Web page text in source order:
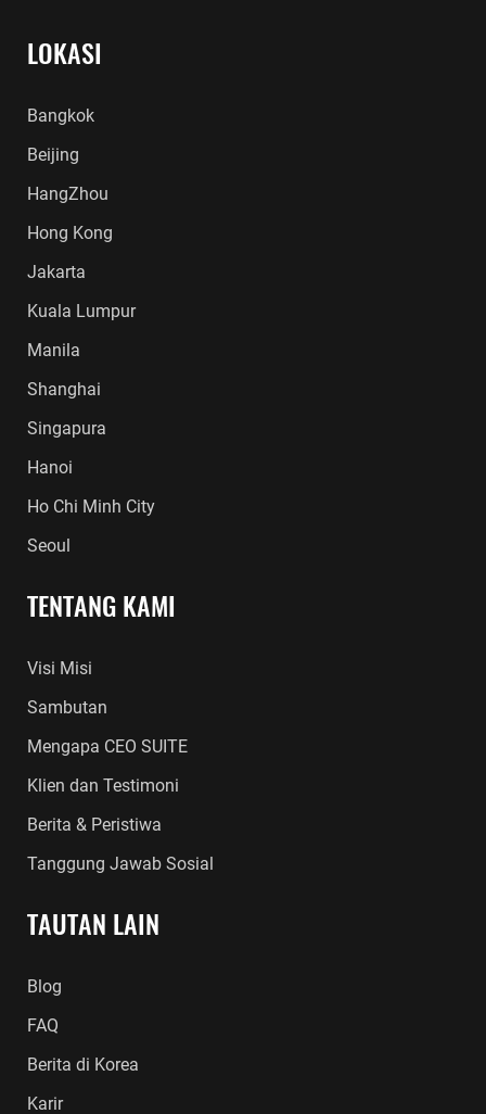
LOKASI
Bangkok
Beijing
HangZhou
Hong Kong
Jakarta
Kuala Lumpur
Manila
Shanghai
Singapura
Hanoi
Ho Chi Minh City
Seoul
TENTANG KAMI
Visi Misi
Sambutan
Mengapa CEO SUITE
Klien dan Testimoni
Berita & Peristiwa
Tanggung Jawab Sosial
TAUTAN LAIN
Blog
FAQ
Berita di Korea
Karir